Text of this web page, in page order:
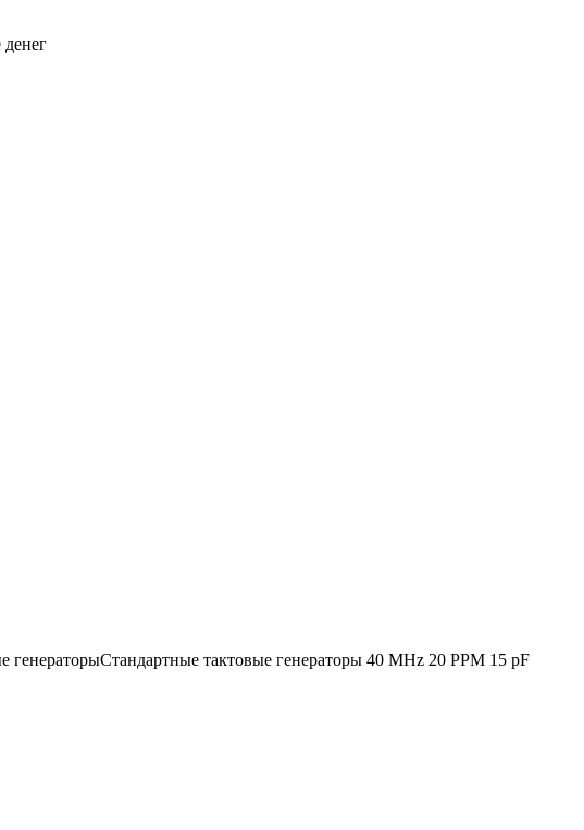
тактовые генераторы 40 MHz 20 PPM 15 pF